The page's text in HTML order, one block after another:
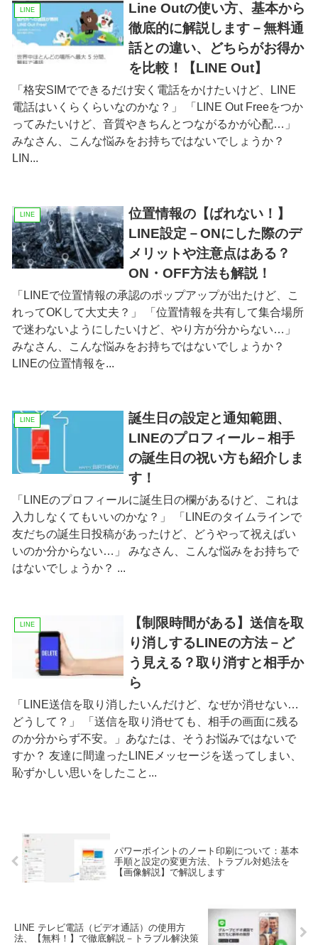
LINE
Line Outの使い方、基本から
徹底的に解説します－無料通
話との違い、どちらがお得か
を比較！【LINE Out】
「格安SIMでできるだけ安く電話をかけたいけど、LINE
電話はいくらくらいなのかな？」 「LINE Out Freeをつか
ってみたいけど、音質やきちんとつながるかが心配…」
みなさん、こんな悩みをお持ちではないでしょうか？
LIN...
LINE
位置情報の【ばれない！】
LINE設定－ONにした際のデ
メリットや注意点はある？
ON・OFF方法も解説！
「LINEで位置情報の承認のポップアップが出たけど、こ
れってOKして大丈夫？」 「位置情報を共有して集合場所
で迷わないようにしたいけど、やり方が分からない…」
みなさん、こんな悩みをお持ちではないでしょうか？
LINEの位置情報を...
LINE
誕生日の設定と通知範囲、
LINEのプロフィール－相手
の誕生日の祝い方も紹介しま
す！
「LINEのプロフィールに誕生日の欄があるけど、これは
入力しなくてもいいのかな？」 「LINEのタイムラインで
友だちの誕生日投稿があったけど、どうやって祝えばい
いのか分からない…」 みなさん、こんな悩みをお持ちで
はないでしょうか？ ...
LINE
【制限時間がある】送信を取
り消しするLINEの方法－ど
う見える？取り消すと相手か
ら
「LINE送信を取り消したいんだけど、なぜか消せない…
どうして？」 「送信を取り消せても、相手の画面に残る
のか分からず不安。」あなたは、そうお悩みではないで
すか？ 友達に間違ったLINEメッセージを送ってしまい、
恥ずかしい思いをしたこと...
パワーポイントのノート印刷について：基本
手順と設定の変更方法、トラブル対処法を
【画像解説】で解説します
LINE テレビ電話（ビデオ通話）の使用方
法、【無料！】で徹底解説－トラブル解決策